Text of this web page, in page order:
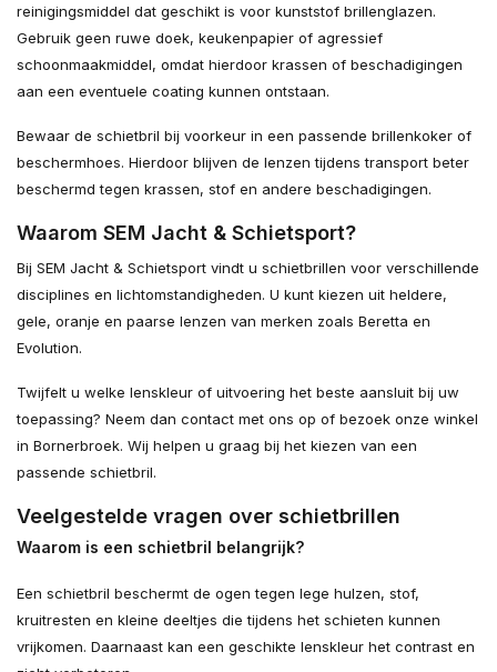
reinigingsmiddel dat geschikt is voor kunststof brillenglazen.
Gebruik geen ruwe doek, keukenpapier of agressief
schoonmaakmiddel, omdat hierdoor krassen of beschadigingen
aan een eventuele coating kunnen ontstaan.
Bewaar de schietbril bij voorkeur in een passende brillenkoker of
beschermhoes. Hierdoor blijven de lenzen tijdens transport beter
beschermd tegen krassen, stof en andere beschadigingen.
Waarom SEM Jacht & Schietsport?
Bij SEM Jacht & Schietsport vindt u schietbrillen voor verschillende
disciplines en lichtomstandigheden. U kunt kiezen uit heldere,
gele, oranje en paarse lenzen van merken zoals Beretta en
Evolution.
Twijfelt u welke lenskleur of uitvoering het beste aansluit bij uw
toepassing? Neem dan contact met ons op of bezoek onze winkel
in Bornerbroek. Wij helpen u graag bij het kiezen van een
passende schietbril.
Veelgestelde vragen over schietbrillen
Waarom is een schietbril belangrijk?
Een schietbril beschermt de ogen tegen lege hulzen, stof,
kruitresten en kleine deeltjes die tijdens het schieten kunnen
vrijkomen. Daarnaast kan een geschikte lenskleur het contrast en